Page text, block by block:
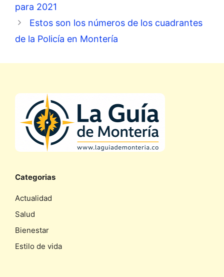
para 2021
Estos son los números de los cuadrantes
de la Policía en Montería
Categorias
Actualidad
Salud
Bienestar
Estilo de vida